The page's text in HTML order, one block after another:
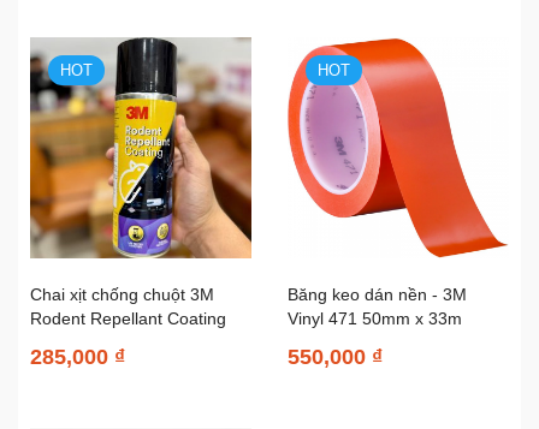
HOT
Chai xịt chống chuột 3M
Rodent Repellant Coating
285,000 ₫
HOT
Băng keo dán nền - 3M
Vinyl 471 50mm x 33m
550,000 ₫